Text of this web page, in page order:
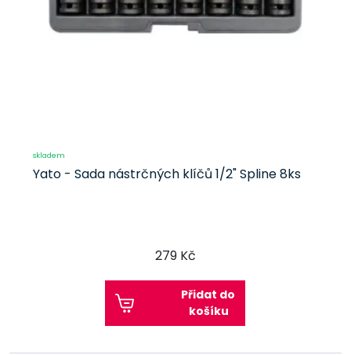
skladem
Yato - Sada nástrčných klíčů 1/2" Spline 8ks
279 Kč
Přidat do
košíku